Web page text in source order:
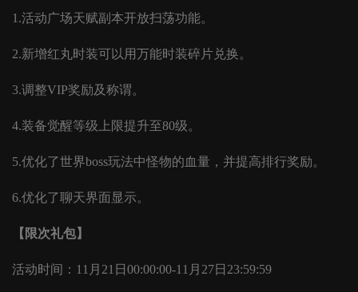
1.活动广场天赋副本开放扫荡功能。
2.新增红丸时装可以用万能时装碎片兑换。
3.调整VIP奖励及称谓。
4.装备觉醒等级上限提升至80级。
5.优化了世界boss玩法中怪物的血量，并提高排行奖励。
6.优化了聊天界面显示。
【限次礼包】
活动时间： 11月21日00:00:00-11月27日23:59:59